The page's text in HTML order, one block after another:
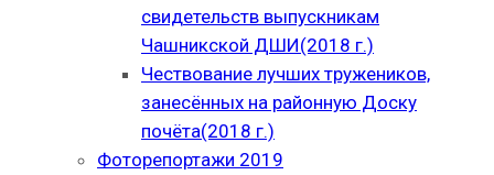
свидетельств выпускникам
Чашникской ДШИ(2018 г.)
Чествование лучших тружеников,
занесённых на районную Доску
почёта(2018 г.)
Фоторепортажи 2019